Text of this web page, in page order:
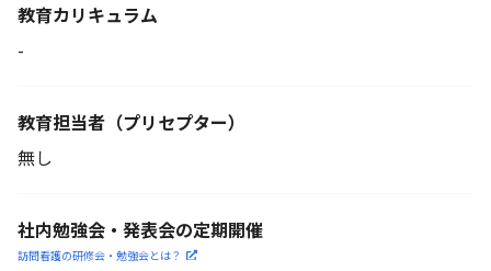
教育カリキュラム
-
教育担当者 （プリセプター）
無し
社内勉強会・発表会の定期開催
訪問看護の研修会・勉強会とは？